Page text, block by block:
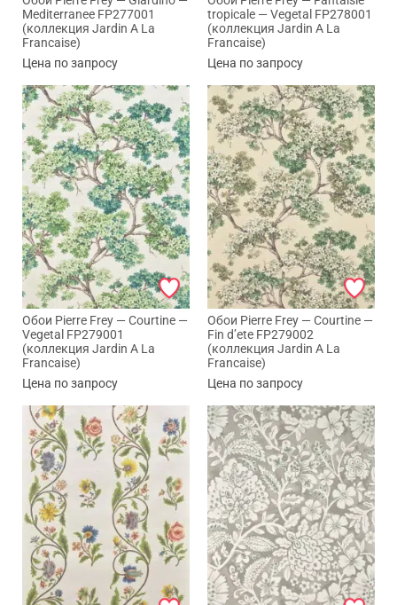
Mediterranee FP277001
(коллекция Jardin A La
Francaise)
Цена по запросу
tropicale — Vegetal FP278001
(коллекция Jardin A La
Francaise)
Цена по запросу
Обои Pierre Frey — Courtine —
Vegetal FP279001
(коллекция Jardin A La
Francaise)
Цена по запросу
Обои Pierre Frey — Courtine —
Fin d’ete FP279002
(коллекция Jardin A La
Francaise)
Цена по запросу
Max
WhatsApp